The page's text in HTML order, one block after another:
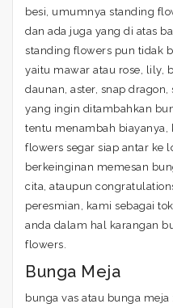
besi, umumnya standing
dan ada juga yang di atas
standing flowers pun tidak
yaitu mawar atau rose, lily,
daunan, aster, snap
yang ingin ditambahkan
tentu menambah
flowers segar siap antar ke
berkeinginan memesan
cita, ataupun
peresmian, kami sebagai
anda dalam hal karangan
flowers.
Bunga Meja
bunga vas atau bunga